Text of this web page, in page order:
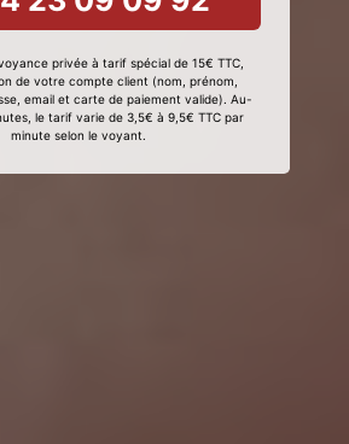
privée à tarif spécial de 15€ TTC,
de votre compte client (nom, prénom,
email et carte de paiement valide). Au-
le tarif varie de 3,5€ à 9,5€ TTC par
minute selon le voyant.